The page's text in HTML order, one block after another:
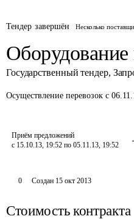
Тендер завершён Несколько
Государственный тендер,
Осуществление перевозок с
Приём предложений
с 15.10.13, 19:52 по 05.11.13, 19:52
0 Создан 15 окт 2013
Стоимость контракта